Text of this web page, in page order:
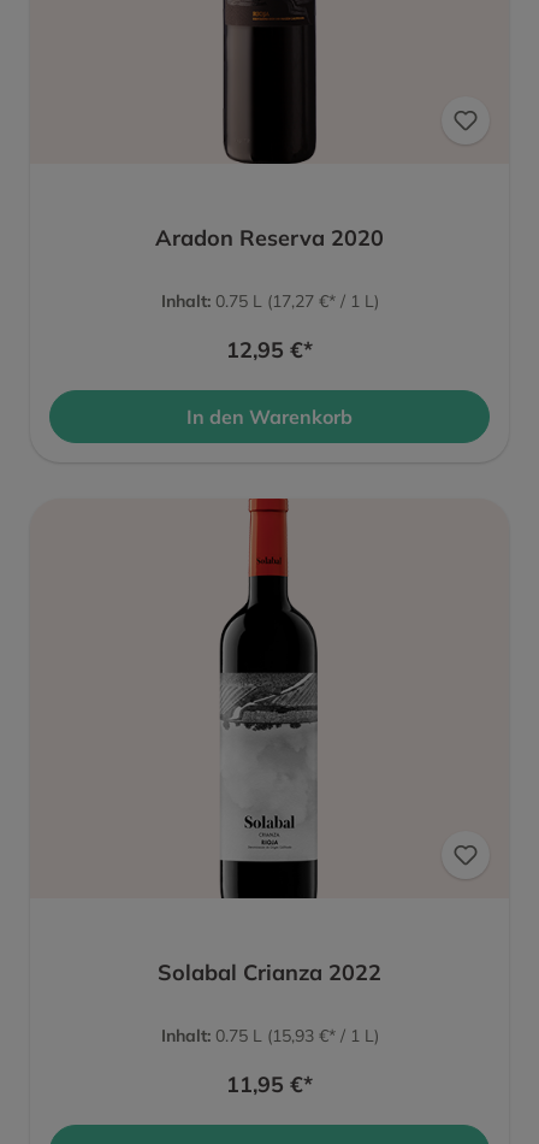
Aradon Reserva 2020
Inhalt: 0.75 L (17,27 €* / 1 L)
12,95 €*
In den Warenkorb
Solabal Crianza 2022
Inhalt: 0.75 L (15,93 €* / 1 L)
11,95 €*